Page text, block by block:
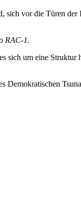
sich vor die Türen der
RAC-1.
sich um eine Struktur
Demokratischen